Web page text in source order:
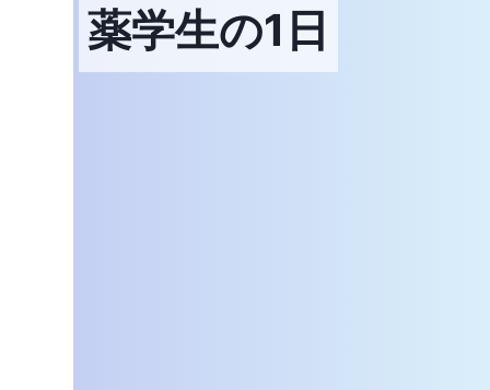
薬学生の1日